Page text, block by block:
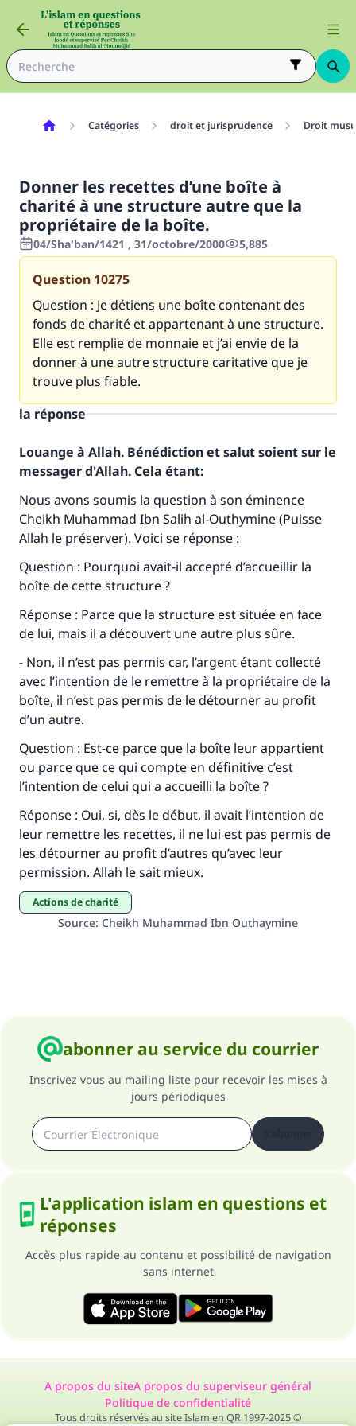
Catégories droit et jurisprudence Droit
Donner les recettes d’une boîte à
charité à une structure autre que la
propriétaire de la boîte.
04/Sha'ban/1421 , 31/octobre/2000 5,885
Question 10275
Question : Je détiens une boîte contenant des
fonds de charité et appartenant à une structure.
Elle est remplie de monnaie et j’ai envie de la
donner à une autre structure caritative que je
trouve plus fiable.
la réponse
Louange à Allah. Bénédiction et salut soient sur le
messager d'Allah. Cela étant:
Nous avons soumis la question à son éminence
Cheikh Muhammad Ibn Salih al-Outhymine (Puisse
Allah le préserver). Voici se réponse :
Question : Pourquoi avait-il accepté d’accueillir la
boîte de cette structure ?
Réponse : Parce que la structure est située en face
de lui, mais il a découvert une autre plus sûre.
- Non, il n’est pas permis car, l’argent étant collecté
avec l’intention de le remettre à la propriétaire de la
boîte, il n’est pas permis de le détourner au profit
d’un autre.
Question : Est-ce parce que la boîte leur appartient
ou parce que ce qui compte en définitive c’est
l’intention de celui qui a accueilli la boîte ?
Réponse : Oui, si, dès le début, il avait l’intention de
leur remettre les recettes, il ne lui est pas permis de
les détourner au profit d’autres qu’avec leur
permission. Allah le sait mieux.
actions de charité
Source: Cheikh Muhammad Ibn Outhaymine
abonner au service du courrier
Inscrivez vous au mailing liste pour recevoir les mises à
jours périodiques
L'application islam en questions et
réponses
Accès plus rapide au contenu et possibilité de navigation
sans internet
A propos du siteA propos du superviseur général
Politique de confidentialité
Tous droits réservés au site Islam en QR 1997-2025 ©
Faites une différence dans la vie de
millions de personnes grâce à votre
contribution
Le Messager d'Allah (Paix sur lui) a dit:
"Celui qui indique une bonne action obtient la
même récompense que celui qui le fait."
(MOUSLIM 1893)